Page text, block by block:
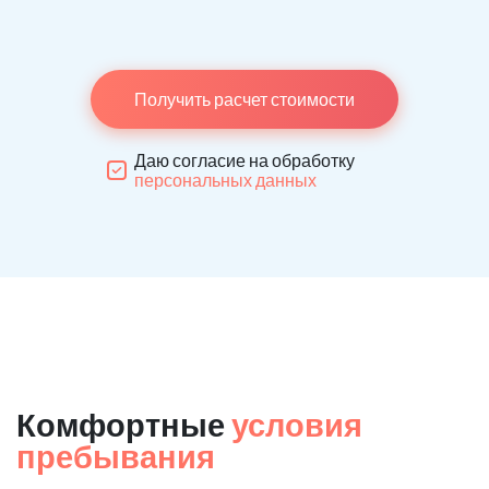
Получить расчет стоимости
Даю согласие на обработку
персональных данных
Комфортные условия
пребывания